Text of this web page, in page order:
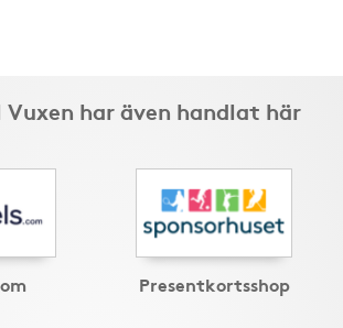
har även handlat här
Presentkortsshop